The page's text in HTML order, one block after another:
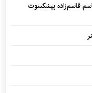
قاسم‌زاده پیشکسوت